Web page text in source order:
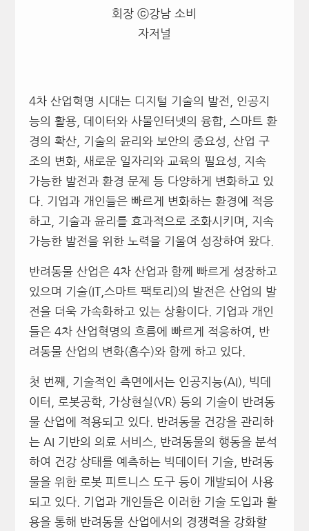
회장 ⓒ강남 소비
자저널
4차 산업혁명 시대는 디지털 기술의 발전, 인공지
능의 활용, 데이터와 사물인터넷의 융합, 스마트 환
경의 확산, 기술의 윤리와 보안의 중요성, 산업 구
조의 변화, 새로운 일자리와 교육의 필요성, 지속
가능한 발전과 환경 문제 등 다양하게 변화하고 있
다. 기업과 개인들은 빠르게 변화하는 환경에 적응
하고, 기술과 윤리를 효과적으로 조화시키며, 지속
가능한 발전을 위한 노력을 기울여 성장하여 왔다.
반려동물 산업은 4차 산업과 함께 빠르게 성장하고
있으며 기술(IT,스마트 팩토리)의 발전은 산업의 발
전을 더욱 가속화하고 있는 상황이다. 기업과 개인
들은 4차 산업혁명의 흐름에 빠르게 적응하여, 반
려동물 산업의 변화(흡수)와 함께 하고 있다.
첫 번째, 기술적인 측면에서는 인공지능(AI), 빅데
이터, 로봇공학, 가상현실(VR) 등의 기술이 반려동
물 산업에 적용되고 있다. 반려동물 건강을 관리하
는 AI 기반의 의료 서비스, 반려동물의 행동을 분석
하여 건강 상태를 예측하는 빅데이터 기술, 반려동
물을 위한 로봇 피트니스 도구 등이 개발되어 사용
되고 있다. 기업과 개인들은 이러한 기술 도입과 활
용을 통해 반려동물 산업에서의 경쟁력을 강화할